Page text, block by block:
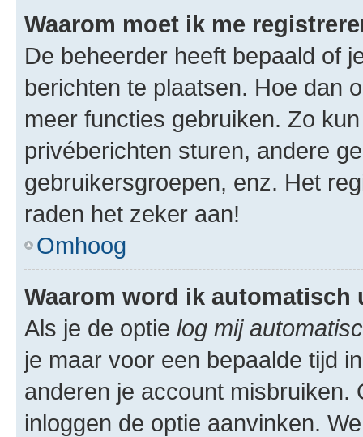
Waarom moet ik me
De beheerder heeft bepaald of
berichten te plaatsen. Hoe dan
meer functies gebruiken. Zo
privéberichten sturen, andere
gebruikersgroepen, enz. Het
raden het zeker aan!
Omhoog
Waarom word ik automatisch
Als je de optie log mij
je maar voor een bepaalde tijd
anderen je account misbruiken.
inloggen de optie aanvinken.